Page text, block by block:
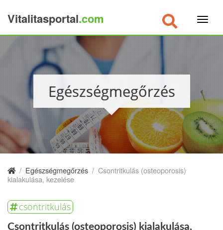
Vitalitasportal.com
Egészségmegőrzés
/ Egészségmegőrzés / Csontritkulás (osteoporosis)
kialakulása, kezelése
csontritkulás
Csontritkulás (osteoporosis) kialakulása,
×